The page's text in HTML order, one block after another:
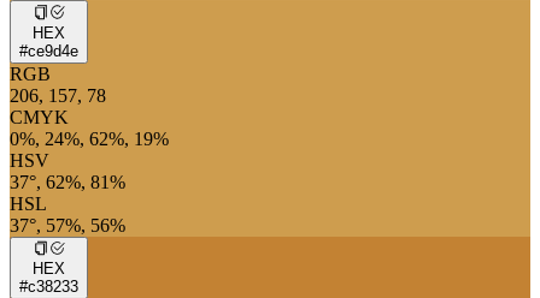
HEX
#ce9d4e
RGB
206, 157, 78
CMYK
0%, 24%, 62%, 19%
HSV
37°, 62%, 81%
HSL
37°, 57%, 56%
HEX
#c38233